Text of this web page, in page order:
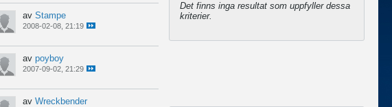
av Stampe
2008-02-08, 21:19
av poyboy
2007-09-02, 21:29
av Wreckbender
Det finns inga resultat som uppfyller dessa
kriterier.